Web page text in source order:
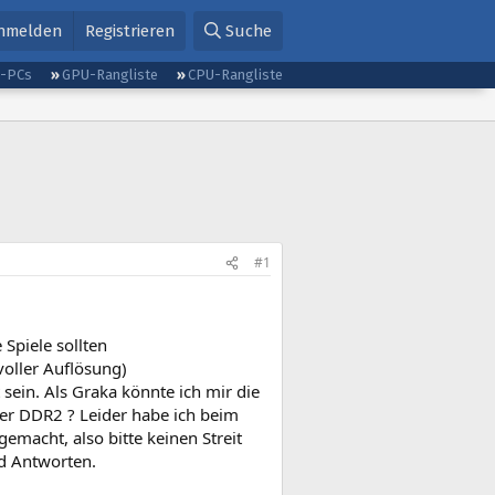
Registrieren Suche
PCs GPU-Rangliste CPU-Rangliste
#1
sollten
Auflösung)
Als Graka könnte ich mir die
DDR2 ? Leider habe ich beim
also bitte keinen Streit
Antworten.